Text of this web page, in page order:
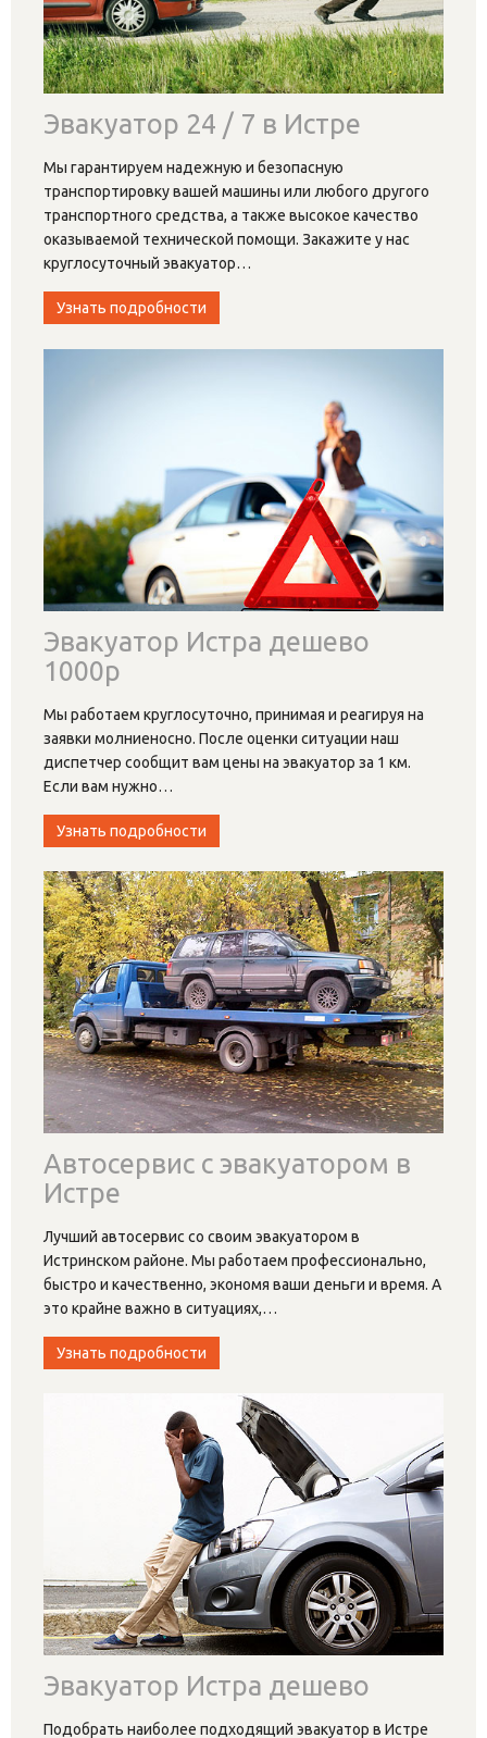
Эвакуатор 24 / 7 в Истре
Мы гарантируем надежную и безопасную
транспортировку вашей машины или любого другого
транспортного средства, а также высокое качество
оказываемой технической помощи. Закажите у нас
круглосуточный эвакуатор…
Узнать подробности
Эвакуатор Истра дешево
1000р
Мы работаем круглосуточно, принимая и реагируя на
заявки молниеносно. После оценки ситуации наш
диспетчер сообщит вам цены на эвакуатор за 1 км.
Если вам нужно…
Узнать подробности
Автосервис с эвакуатором в
Истре
Лучший автосервис со своим эвакуатором в
Истринском районе. Мы работаем профессионально,
быстро и качественно, экономя ваши деньги и время. А
это крайне важно в ситуациях,…
Узнать подробности
Эвакуатор Истра дешево
Подобрать наиболее подходящий эвакуатор в Истре